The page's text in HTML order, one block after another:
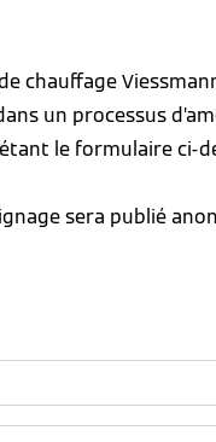
chauffage
un processus
le formulaire ci-
sera publié